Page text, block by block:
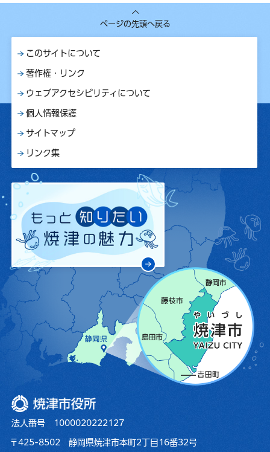
ページの先頭へ戻る
このサイトについて
著作権・リンク
ウェブアクセシビリティについて
個人情報保護
サイトマップ
リンク集
焼津市役所
法人番号 1000020222127
〒425-8502 静岡県焼津市本町2丁目16番32号